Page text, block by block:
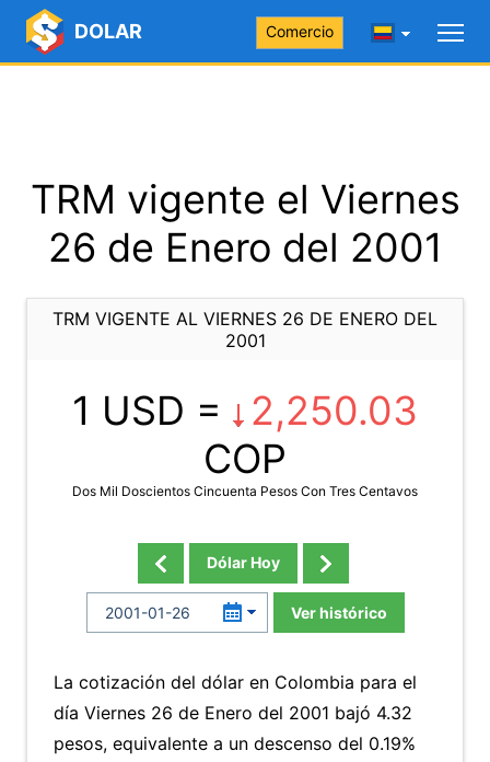
DOLAR Comercio
TRM vigente el Viernes
26 de Enero del 2001
TRM VIGENTE AL VIERNES 26 DE ENERO DEL
2001
1 USD =
2,250.03
COP
Dos Mil Doscientos Cincuenta Pesos Con Tres Centavos
Dólar Hoy
Ver histórico
La cotización del dólar en Colombia para el
día Viernes 26 de Enero del 2001 bajó 4.32
pesos, equivalente a un descenso del 0.19%